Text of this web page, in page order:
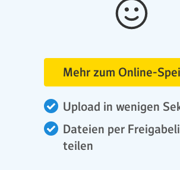
Upload in wenigen
Dateien per
teilen
Mehr zum Online-